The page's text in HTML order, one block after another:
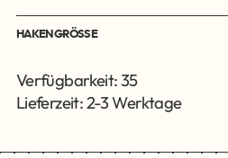
HAKENGRÖSSE
Verfügbarkeit: 35
Lieferzeit: 2-3 Werktage